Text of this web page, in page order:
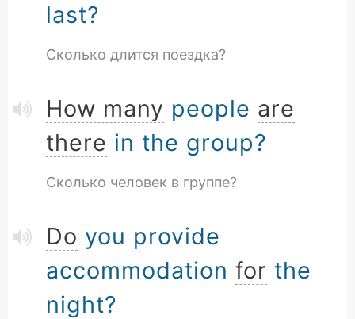
last?
Сколько длится поездка?
How many people are
there in the group?
Сколько человек в группе?
Do you provide
accommodation for the
night?